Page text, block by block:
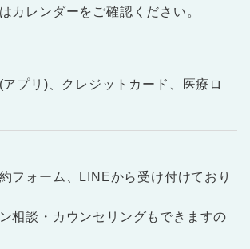
カレンダーをご確認ください。
プリ)、クレジットカード、医療ロ
フォーム、LINEから受け付けており
相談・カウンセリングもできますの